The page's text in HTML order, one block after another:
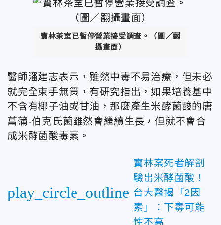
寶林茶室已暫停營業接受調查。（圖／翻
攝畫面）
醫師潘建志表示，雖然中毒不易治療，但未必
就完全束手無策，有研究指出，如果培養基中
不含有椰子油或甘油，那麼產生米酵菌酸的唐
菖蒲-伯克氏菌雖然會繼續生長，但就不會合
成米酵菌酸毒素。
play_circle_outline
寶林案死者解剖
驗出米酵菌酸！
台大醫揭「2因
素」：下毒可能
性不高